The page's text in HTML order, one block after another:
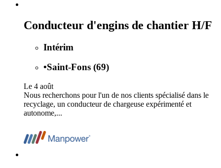
Conducteur d'engins de chantier H/F
Intérim
•Saint-Fons (69)
Le 4 août
Nous recherchons pour l'un de nos clients spécialisé dans le
recyclage, un conducteur de chargeuse expérimenté et
autonome,...